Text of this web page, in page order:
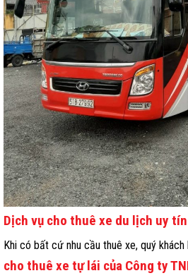
Dịch vụ cho thuê xe du lịch uy
Khi có bất cứ nhu cầu thuê xe, quý khách
cho thuê xe tự lái của Công ty